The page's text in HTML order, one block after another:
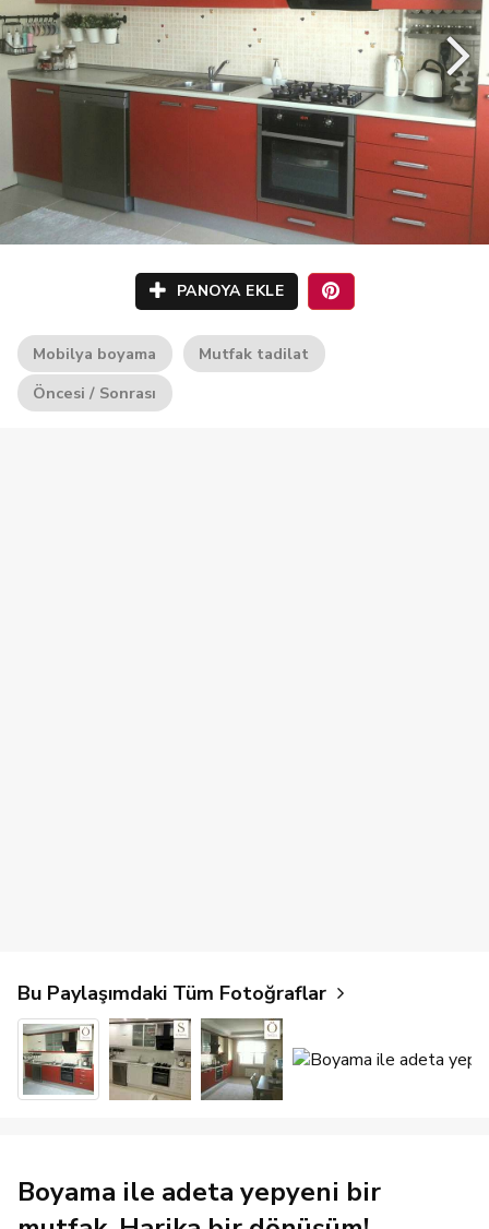
PANOYA EKLE
Mobilya boyama
Mutfak tadilat
Öncesi / Sonrası
Bu Paylaşımdaki Tüm Fotoğraflar
Boyama ile adeta yepyeni bir